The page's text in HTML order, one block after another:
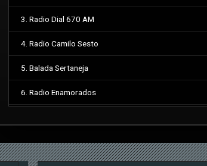
3. Radio Dial 670 AM
4. Radio Camilo Sesto
5. Balada Sertaneja
6. Radio Enamorados